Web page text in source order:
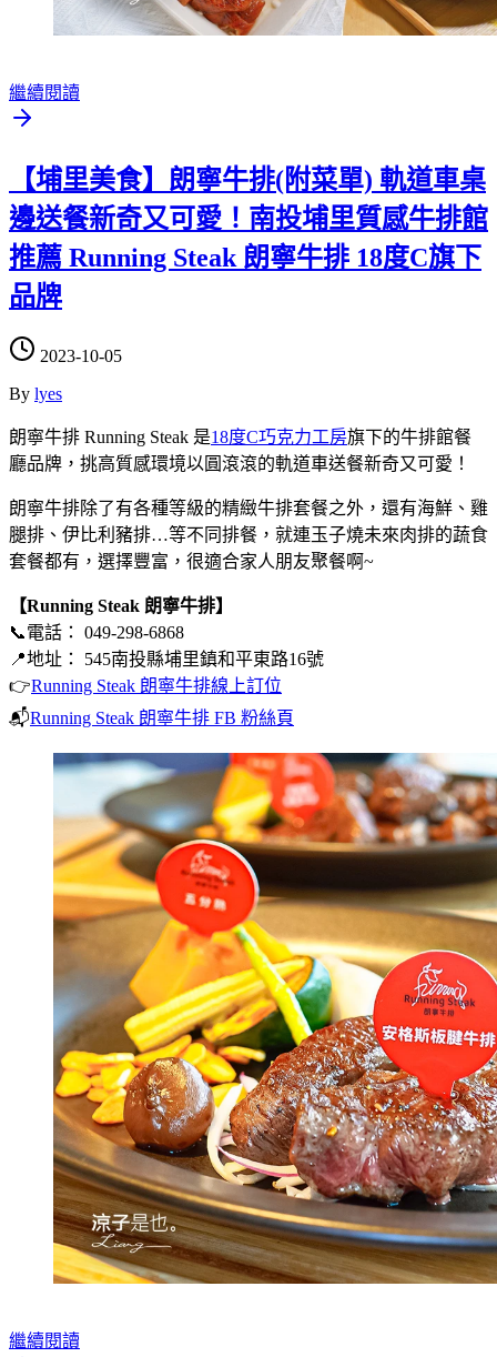
繼續閱讀
【埔里美食】朗寧牛排(附菜單) 軌道車桌
邊送餐新奇又可愛！南投埔里質感牛排館
推薦 Running Steak 朗寧牛排 18度C旗下
品牌
2023-10-05
By lyes
朗寧牛排 Running Steak 是18度C巧克力工房旗下的牛排館餐
廳品牌，挑高質感環境以圓滾滾的軌道車送餐新奇又可愛！
朗寧牛排除了有各種等級的精緻牛排套餐之外，還有海鮮、雞
腿排、伊比利豬排…等不同排餐，就連玉子燒未來肉排的蔬食
套餐都有，選擇豐富，很適合家人朋友聚餐啊~
【Running Steak 朗寧牛排】
📞電話： 049-298-6868
📍地址： 545南投縣埔里鎮和平東路16號
👉Running Steak 朗寧牛排線上訂位
📬Running Steak 朗寧牛排 FB 粉絲頁
繼續閱讀